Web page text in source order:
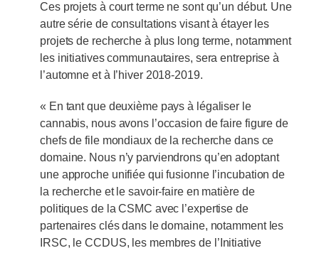
Ces projets à court terme ne sont qu’un début. Une
autre série de consultations visant à étayer les
projets de recherche à plus long terme, notamment
les initiatives communautaires, sera entreprise à
l’automne et à l’hiver 2018-2019.
« En tant que deuxième pays à légaliser le
cannabis, nous avons l’occasion de faire figure de
chefs de file mondiaux de la recherche dans ce
domaine. Nous n’y parviendrons qu’en adoptant
une approche unifiée qui fusionne l’incubation de
la recherche et le savoir-faire en matière de
politiques de la CSMC avec l’expertise de
partenaires clés dans le domaine, notamment les
IRSC, le CCDUS, les membres de l’Initiative